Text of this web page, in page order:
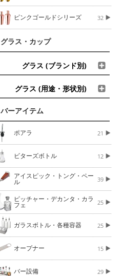
ピンクゴールドシリーズ 32
グラス・カップ
グラス (ブランド別)
グラス (用途・形状別)
バーアイテム
ポアラ 21
ビターズボトル 12
アイスピック・トング・ペー
ル 39
ピッチャー・デカンタ・カラ
フェ 25
ガラスボトル・各種容器 25
オープナー 15
バー設備 29